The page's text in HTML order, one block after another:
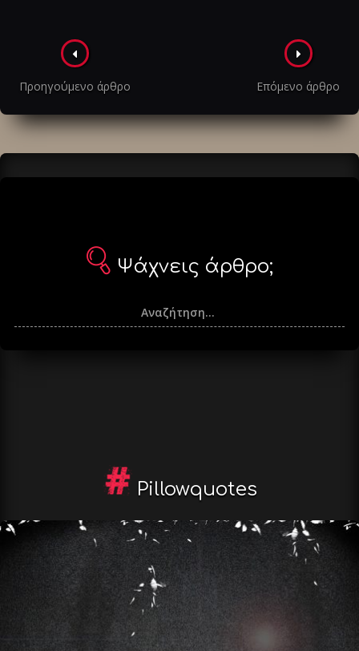
Πλοήγηση
στα
άρθρα
Προηγούμενο άρθρο Επόμενο άρθρο
Ψάχνεις άρθρο;
Pillowquotes